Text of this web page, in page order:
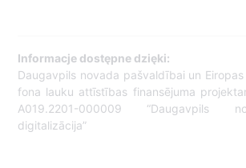
Informacje dostępne dzięki:
Daugavpils novada pašvaldībai un
fona lauku attīstības finansējuma
A019.2201-000009 “Daugavpils
digitalizācija”